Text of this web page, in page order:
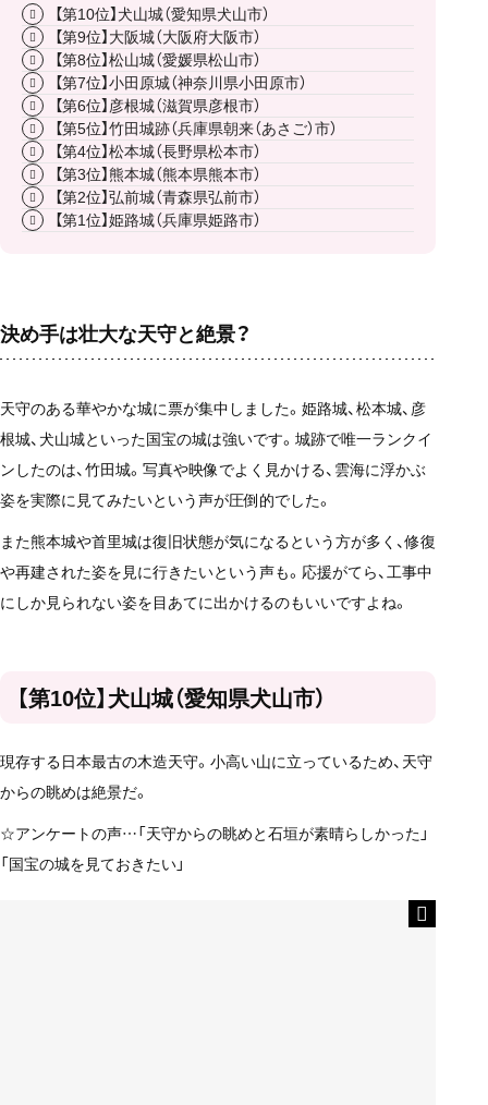
【第10位】犬山城（愛知県犬山市）
【第9位】大阪城（大阪府大阪市）
【第8位】松山城（愛媛県松山市）
【第7位】小田原城（神奈川県小田原市）
【第6位】彦根城（滋賀県彦根市）
【第5位】竹田城跡（兵庫県朝来（あさご）市）
【第4位】松本城（長野県松本市）
【第3位】熊本城（熊本県熊本市）
【第2位】弘前城（青森県弘前市）
【第1位】姫路城（兵庫県姫路市）
決め手は壮大な天守と絶景？
天守のある華やかな城に票が集中しました。姫路城、松本城、彦
根城、犬山城といった国宝の城は強いです。城跡で唯一ランクイ
ンしたのは、竹田城。写真や映像でよく見かける、雲海に浮かぶ
姿を実際に見てみたいという声が圧倒的でした。
また熊本城や首里城は復旧状態が気になるという方が多く、修復
や再建された姿を見に行きたいという声も。応援がてら、工事中
にしか見られない姿を目あてに出かけるのもいいですよね。
【第10位】犬山城（愛知県犬山市）
現存する日本最古の木造天守。小高い山に立っているため、天守
からの眺めは絶景だ。
☆アンケートの声…「天守からの眺めと石垣が素晴らしかった」
「国宝の城を見ておきたい」